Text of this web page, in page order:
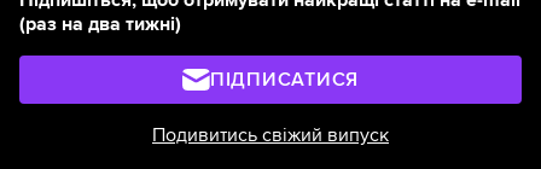
(раз на два тижні)
ПІДПИСАТИСЯ
Подивитись свіжий випуск